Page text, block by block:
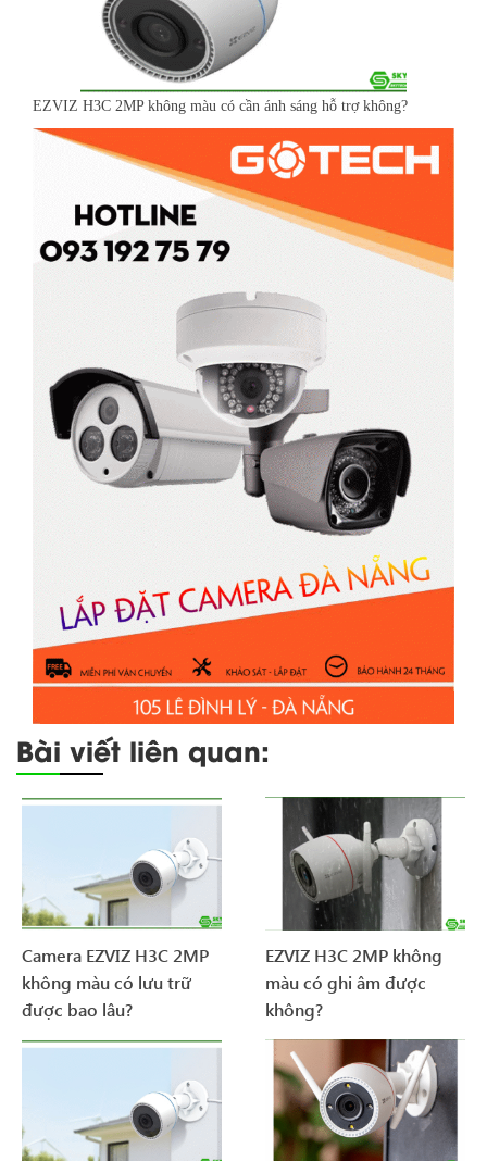
EZVIZ H3C 2MP không màu có cần ánh sáng hỗ trợ không?
Bài viết liên quan:
Camera EZVIZ H3C 2MP
không màu có lưu trữ
được bao lâu?
EZVIZ H3C 2MP không
màu có ghi âm được
không?